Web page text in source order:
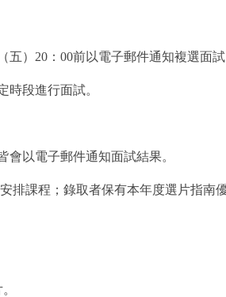
）20：00前以電子郵件通知複選面
時段進行面試。
會以電子郵件通知面試結果。
排課程；錄取者保有本年度選片指南